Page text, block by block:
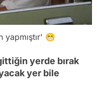
yapmıştır' 😁
yerde bırak
yer bile